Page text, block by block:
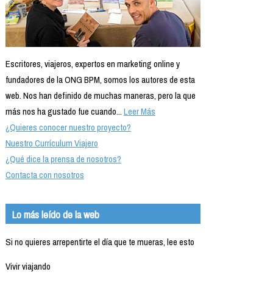
Escritores, viajeros, expertos en marketing online y
fundadores de la ONG BPM, somos los autores de esta
web. Nos han definido de muchas maneras, pero la que
más nos ha gustado fue cuando...Leer Más
¿Quieres conocer nuestro proyecto?
Nuestro Currículum Viajero
¿Qué dice la prensa de nosotros?
Contacta con nosotros
Lo más leído de la web
Si no quieres arrepentirte el día que te mueras, lee esto
Vivir viajando